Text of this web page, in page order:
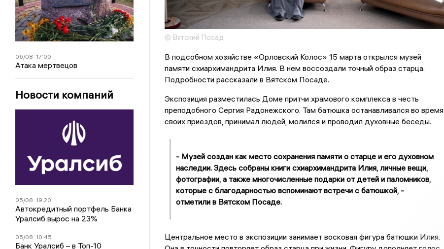
06/08 17:00
Атака мертвецов
Новости компаний
05/08 19:20
Автокредитный портфель Банка
Уралсиб вырос на 23%
05/08 10:45
Банк Уралсиб – в Топ-10
© Вятский Посад
В подсобном хозяйстве «Орловский Колос» 15 марта открылся музей
памяти схиархимандрита Илия. В нем воссоздали точный образ старца.
Подробности рассказали в Вятском Посаде.
Экспозиция разместилась Доме притчи храмового комплекса в честь
преподобного Сергия Радонежского. Там батюшка останавливался во время
своих приездов, принимал людей, молился и проводил духовные беседы.
- Музей создан как место сохранения памяти о старце и его духовном
наследии. Здесь собраны книги схиархимандрита Илия, личные вещи,
фотографии, а также многочисленные подарки от детей и паломников,
которые с благодарностью вспоминают встречи с батюшкой, -
отметили в Вятском Посаде.
Центральное место в экспозиции занимает восковая фигура батюшки Илия.